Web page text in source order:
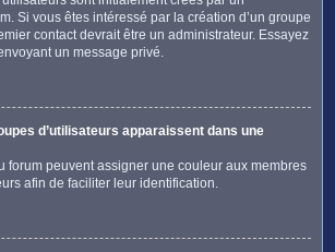
Si vous êtes intéressé par la création d’un groupe
contact devrait être un administrateur. Essayez
un message privé.
d’utilisateurs apparaissent dans une
forum peuvent assigner une couleur aux membres
afin de faciliter leur identification.